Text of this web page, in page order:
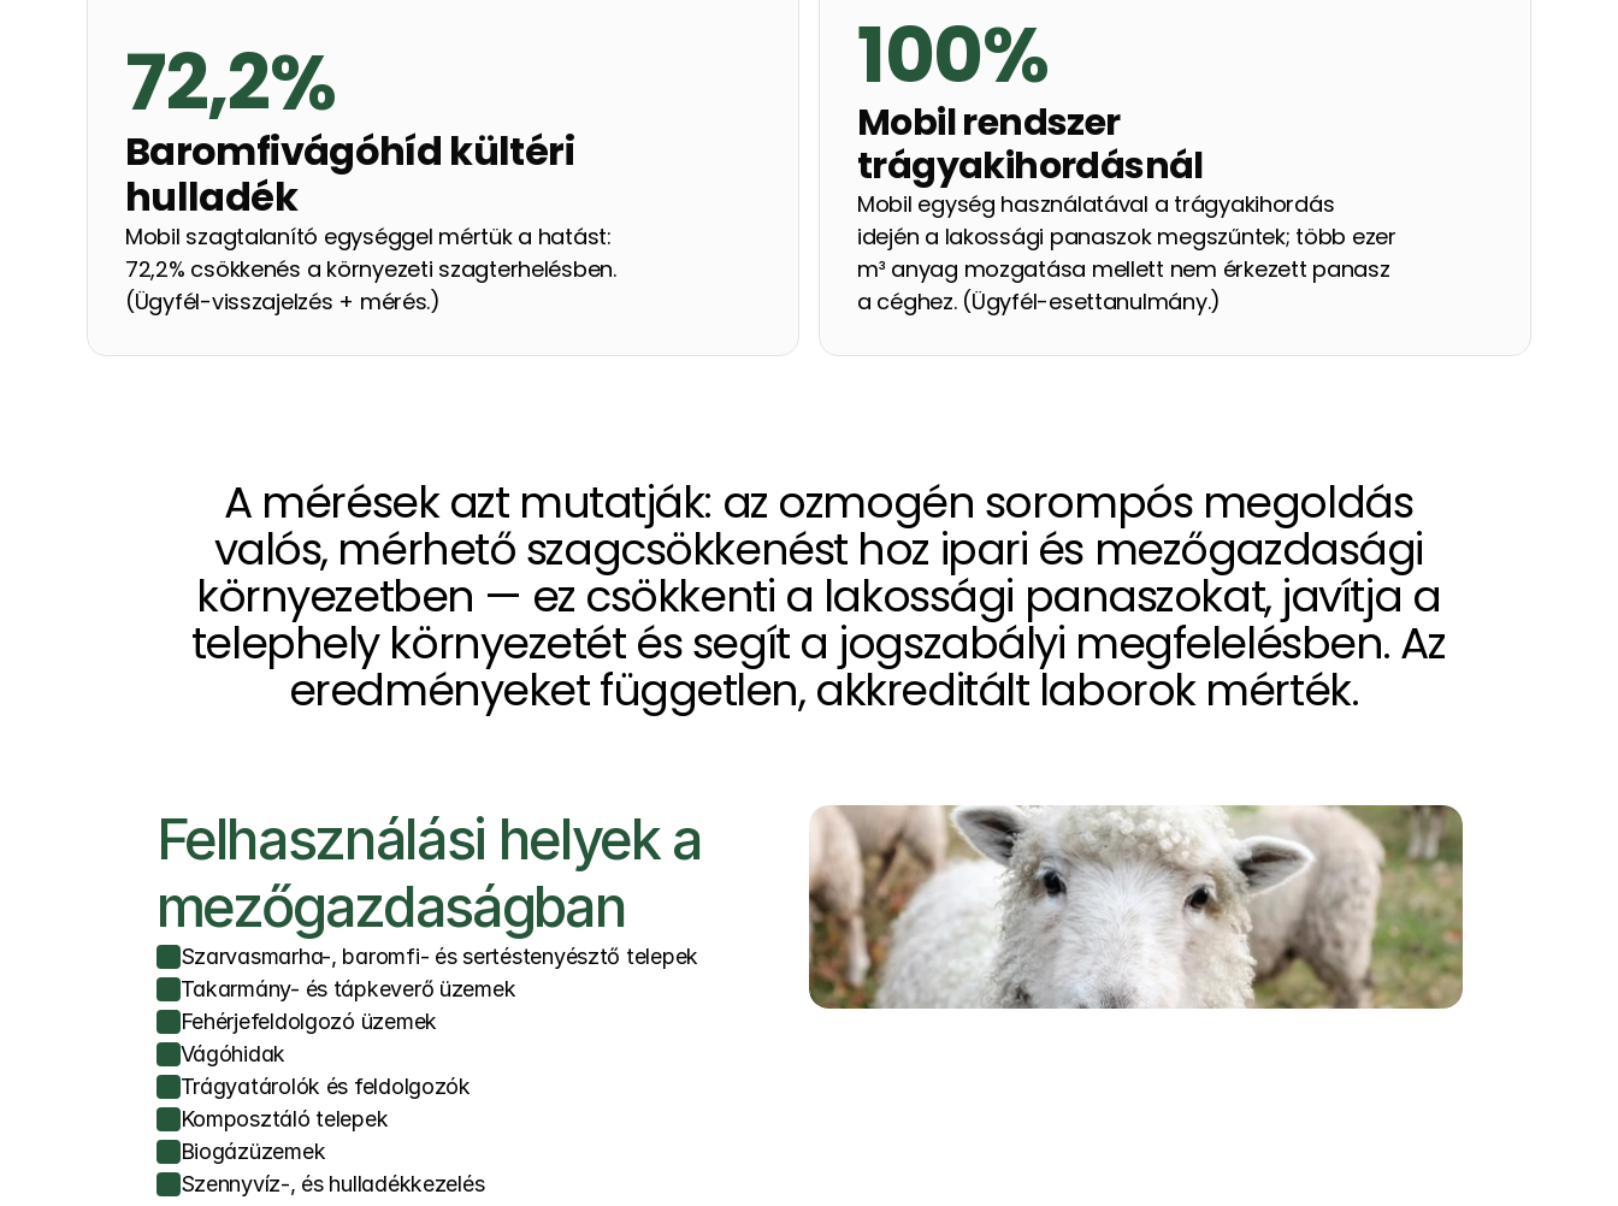
72,2%
Baromfivágóhíd kültéri
hulladék
Mobil szagtalanító egységgel mértük a hatást:
72,2% csökkenés a környezeti szagterhelésben.
(Ügyfél-visszajelzés + mérés.)
100%
Mobil rendszer
trágyakihordásnál
Mobil egység használatával a trágyakihordás
idején a lakossági panaszok megszűntek; több ezer
m³ anyag mozgatása mellett nem érkezett panasz
a céghez. (Ügyfél-esettanulmány.)
A mérések azt mutatják: az ozmogén sorompós megoldás
valós, mérhető szagcsökkenést hoz ipari és mezőgazdasági
környezetben — ez csökkenti a lakossági panaszokat, javítja a
telephely környezetét és segít a jogszabályi megfelelésben. Az
eredményeket független, akkreditált laborok mérték.
Felhasználási helyek a
mezőgazdaságban
Szarvasmarha-, baromfi- és sertéstenyésztő telepek
Takarmány- és tápkeverő üzemek
Fehérjefeldolgozó üzemek
Vágóhidak
Trágyatárolók és feldolgozók
Komposztáló telepek
Biogázüzemek
Szennyvíz-, és hulladékkezelés